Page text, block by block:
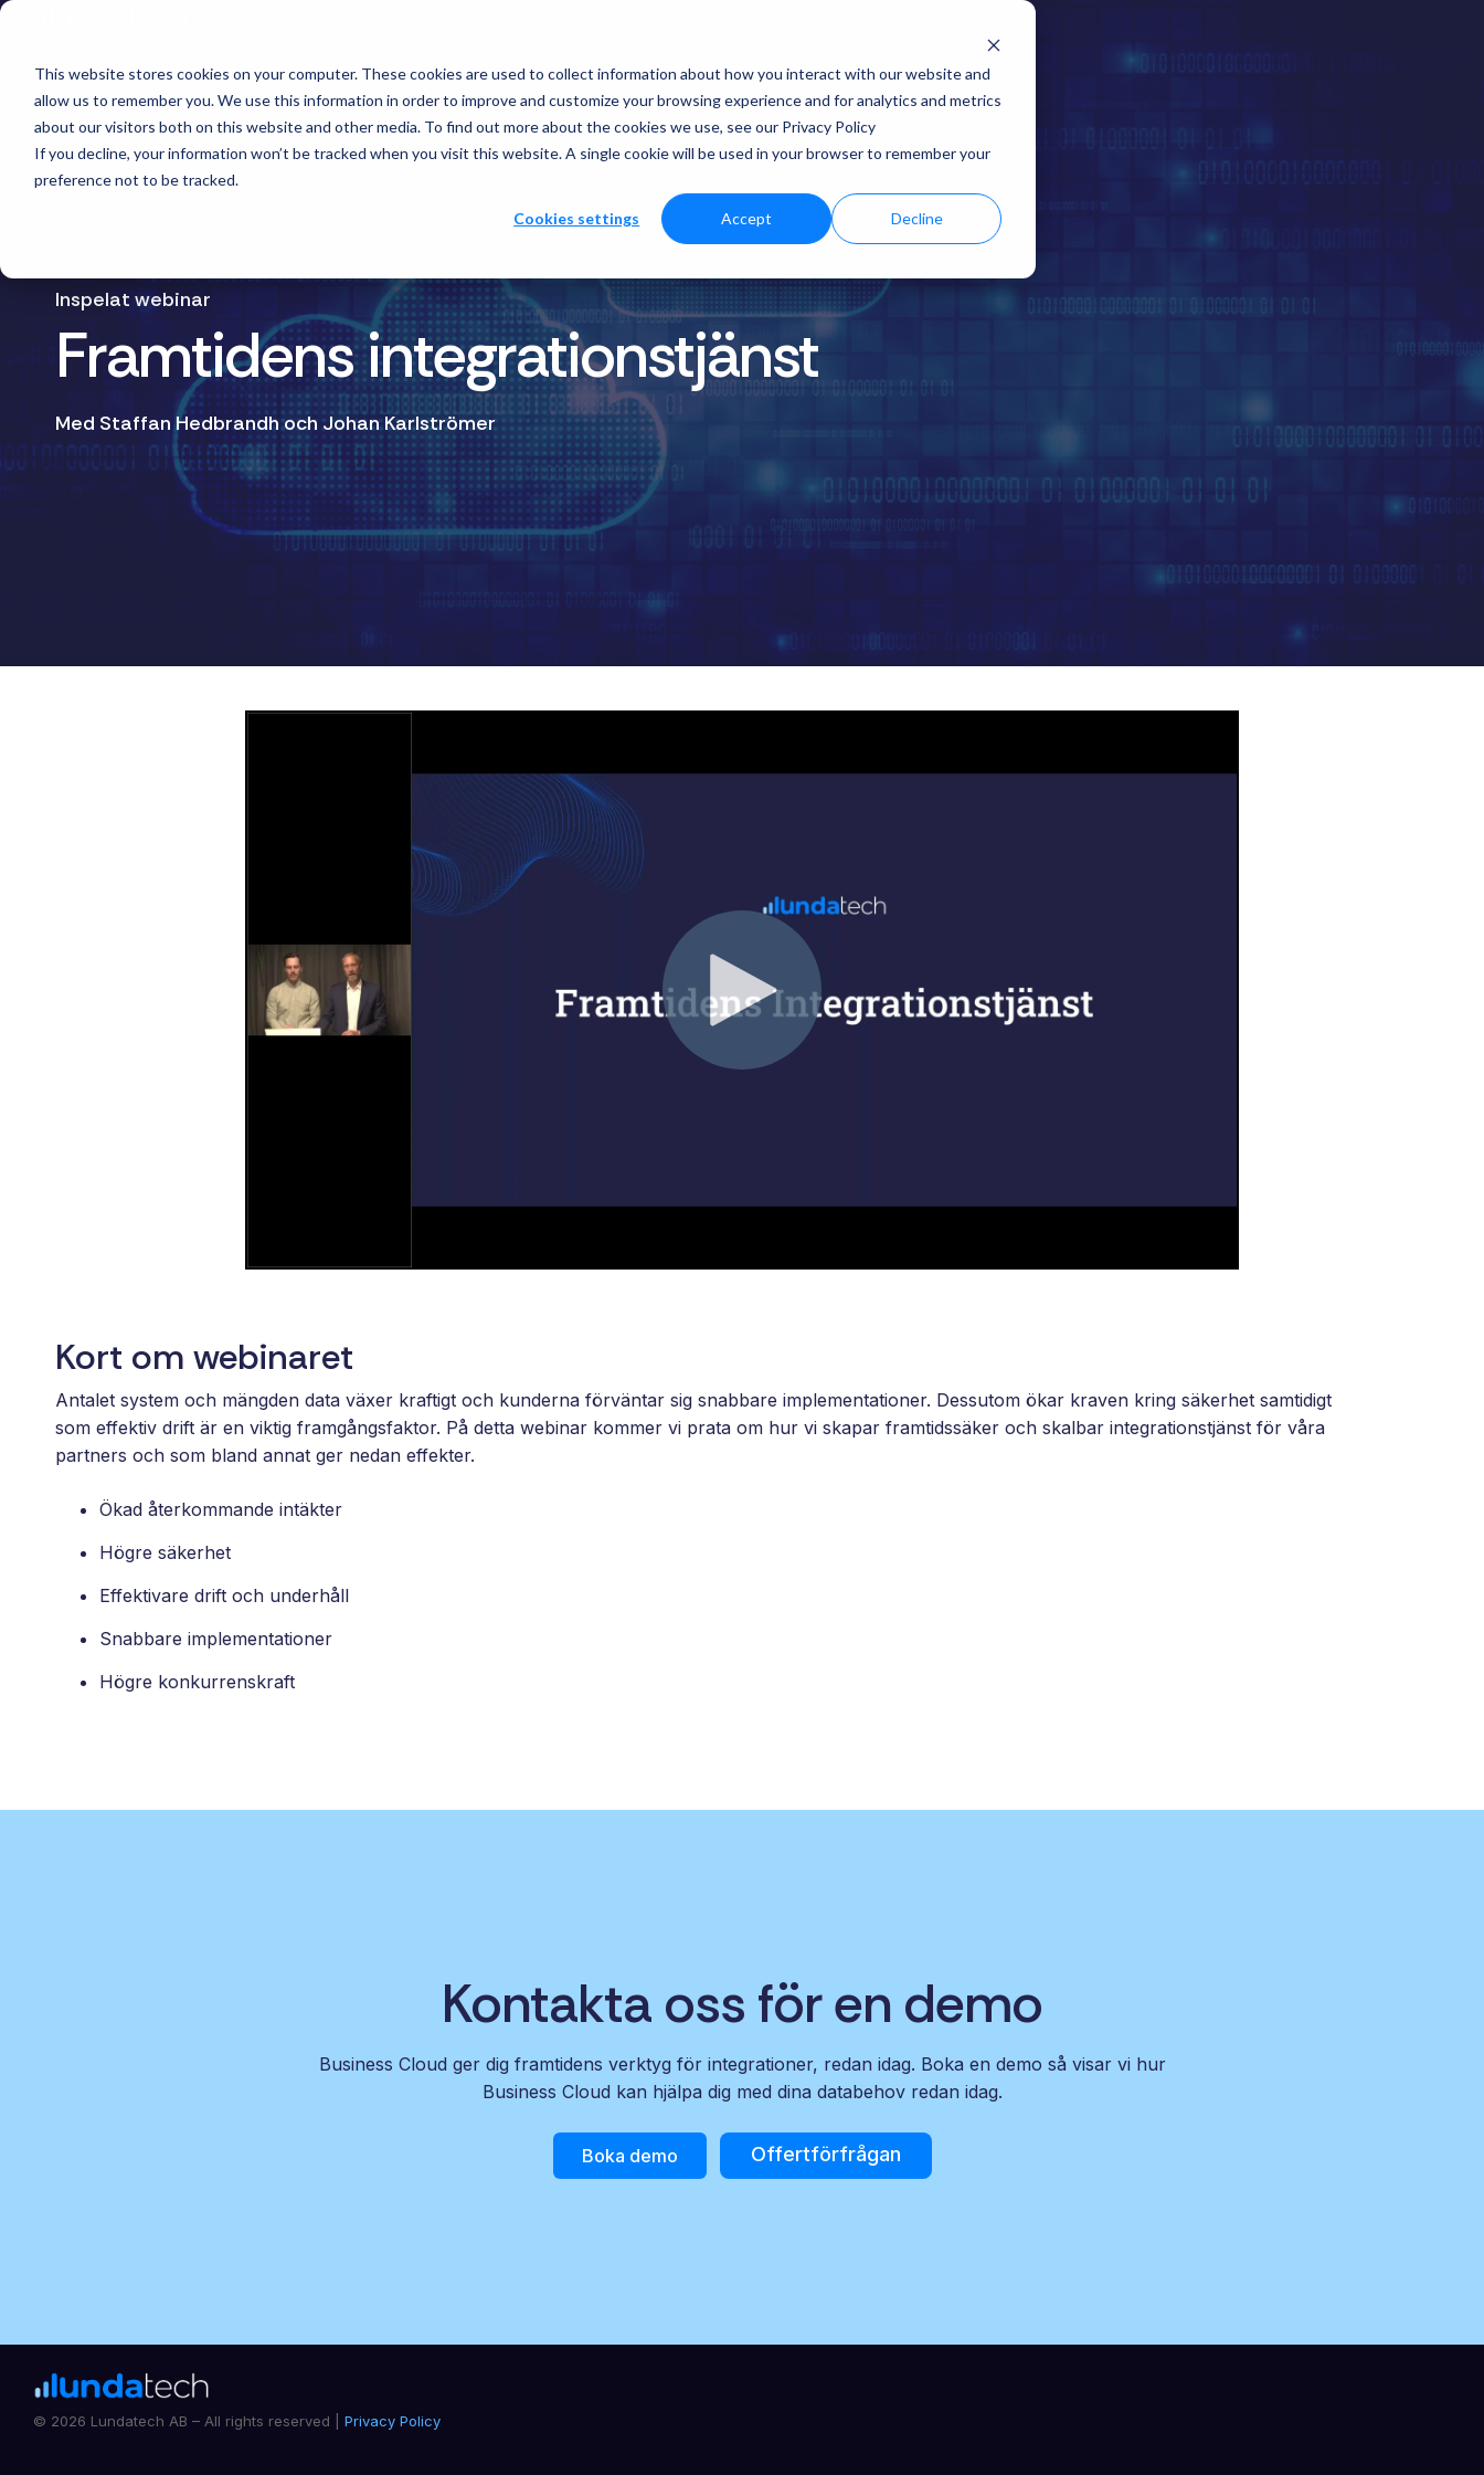
This website stores cookies on your computer. These cookies are used to collect information about how you interact with our website and
allow us to remember you. We use this information in order to improve and customize your browsing experience and for analytics and metrics
about our visitors both on this website and other media. To find out more about the cookies we use, see our Privacy Policy
If you decline, your information won’t be tracked when you visit this website. A single cookie will be used in your browser to remember your
preference not to be tracked.
Cookies settings Accept Decline
Skip
main
content.
Inspelat webinar
Framtidens integrationstjänst
Med Staffan Hedbrandh och Johan Karlströmer
Kort om webinaret
Antalet system och mängden data växer kraftigt och kunderna förväntar sig snabbare implementationer. Dessutom ökar kraven kring säkerhet samtidigt
som effektiv drift är en viktig framgångsfaktor. På detta webinar kommer vi prata om hur vi skapar framtidssäker och skalbar integrationstjänst för våra
partners och som bland annat ger nedan effekter.
Ökad återkommande intäkter
Högre säkerhet
Effektivare drift och underhåll
Snabbare implementationer
Högre konkurrenskraft
Kontakta oss för en demo
Business Cloud ger dig framtidens verktyg för integrationer, redan idag. Boka en demo så visar vi hur
Business Cloud kan hjälpa dig med dina databehov redan idag.
Boka demo Offertförfrågan
© 2026 Lundatech AB – All rights reserved | Privacy Policy